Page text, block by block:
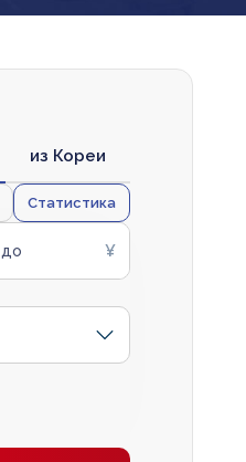
из Кореи
Статистика
до